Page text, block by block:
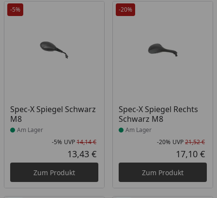
-5%
Spec-X Spiegel Schwarz
M8
Produkt am Lager
Am Lager
Rabatt in Prozent
-5%
Ursprünglicher Preis
UVP14,14 €
Aktueller Preis
13,43 €
Zum Produkt
-20%
Spec-X Spiegel Rechts
Schwarz M8
Produkt am Lager
Am Lager
-20% UVP21,52 €
17,10 €
Zum Produkt